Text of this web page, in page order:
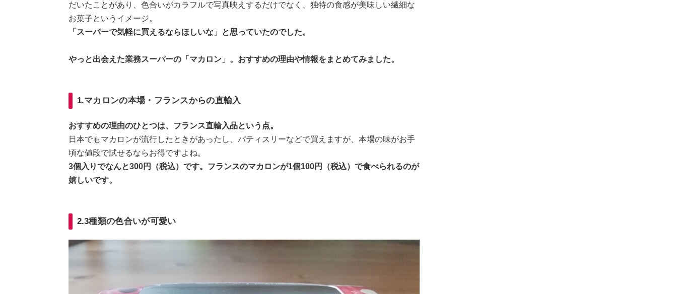
だいたことがあり、色合いがカラフルで写真映えするだけでなく、独特の食感が美味しい繊細な
お菓子というイメージ。
「スーパーで気軽に買えるならほしいな」と思っていたのでした。
やっと出会えた業務スーパーの「マカロン」。おすすめの理由や情報をまとめてみました。
1.マカロンの本場・フランスからの直輸入
おすすめの理由のひとつは、フランス直輸入品という点。
日本でもマカロンが流行したときがあったし、パティスリーなどで買えますが、本場の味がお手
頃な値段で試せるならお得ですよね。
3個入りでなんと300円（税込）です。フランスのマカロンが1個100円（税込）で食べられるのが
嬉しいです。
2.3種類の色合いが可愛い